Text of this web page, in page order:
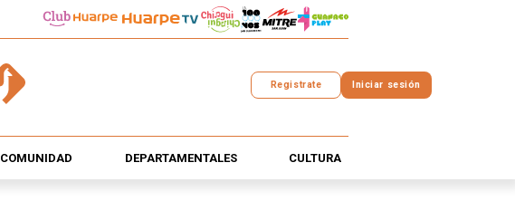
Registrate Iniciar sesión
COMUNIDAD DEPARTAMENTALES CULTURA